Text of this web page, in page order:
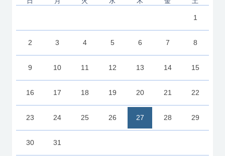
1
2 3 4 5 6 7 8
9 10 11 12 13 14 15
16 17 18 19 20 21 22
23 24 25 26 27 28 29
30 31